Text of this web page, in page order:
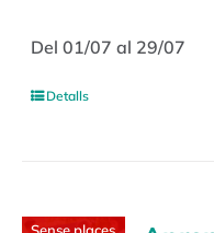
Del 01/07 al 29/07
Detalls
Sense places